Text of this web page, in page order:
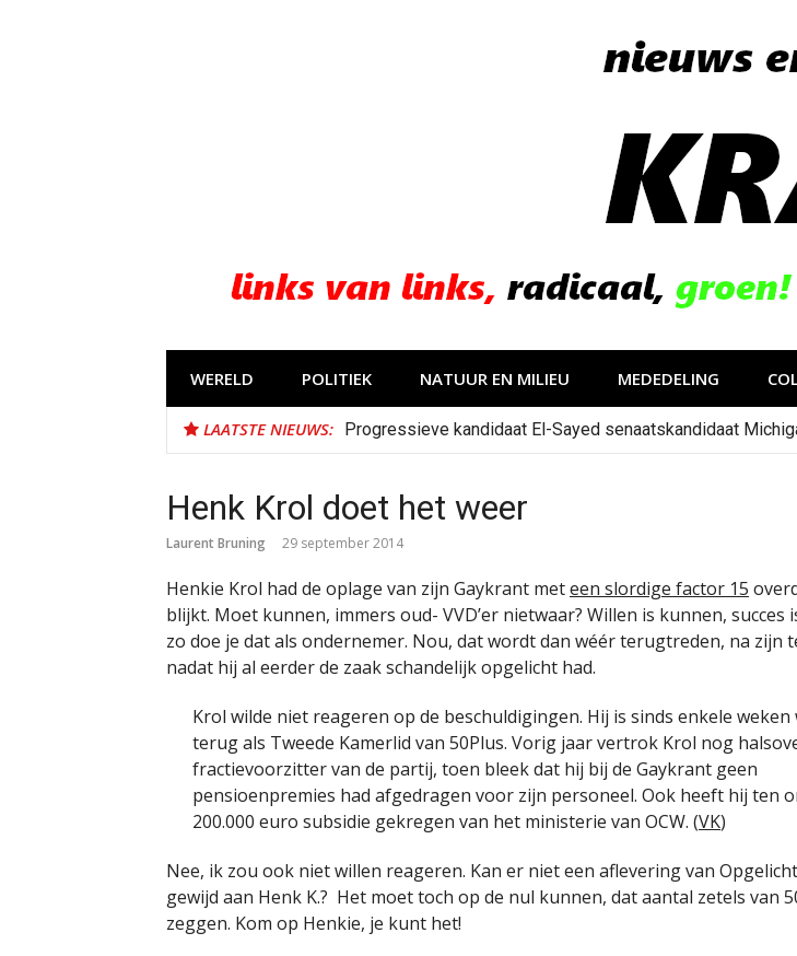
WERELD POLITIEK NATUUR EN MILIEU MEDEDELING
LAATSTE NIEUWS: Progressieve kandidaat El-Sayed senaatskandidaat
Henk Krol doet het weer
Laurent Bruning 29 september 2014
Henkie Krol had de oplage van zijn Gaykrant meteen slordige factor 15
blijkt. Moet kunnen, immers oud- VVD’er nietwaar? Willen is kunnen, succes
zo doe je dat als ondernemer. Nou, dat wordt dan wéér terugtreden, na zijn
nadat hij al eerder de zaak schandelijk opgelicht had.
Krol wilde niet reageren op de beschuldigingen. Hij is sinds enkele weken
terug als Tweede Kamerlid van 50Plus. Vorig jaar vertrok Krol nog
fractievoorzitter van de partij, toen bleek dat hij bij de Gaykrant geen
pensioenpremies had afgedragen voor zijn personeel. Ook heeft hij ten
200.000 euro subsidie gekregen van het ministerie van OCW. (VK)
Nee, ik zou ook niet willen reageren. Kan er niet een aflevering van
gewijd aan Henk K.? Het moet toch op de nul kunnen, dat aantal zetels van
zeggen. Kom op Henkie, je kunt het!